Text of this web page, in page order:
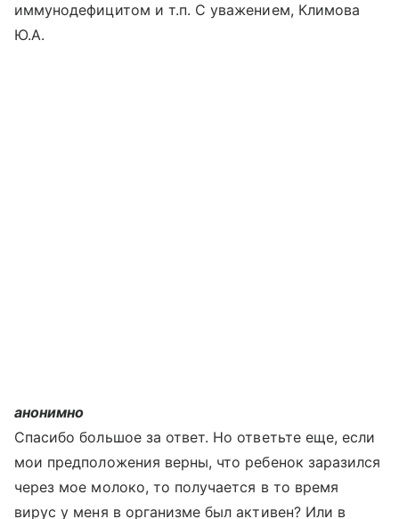
иммунодефицитом и т.п. С уважением, Климова
Ю.А.
анонимно
Спасибо большое за ответ. Но ответьте еще, если
мои предположения верны, что ребенок заразился
через мое молоко, то получается в то время
вирус у меня в организме был активен? Или в